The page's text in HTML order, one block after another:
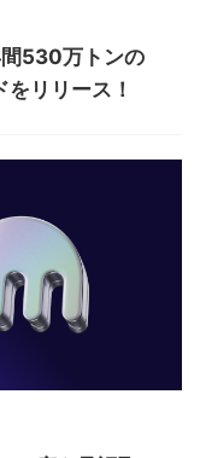
530万トンの
リリース！